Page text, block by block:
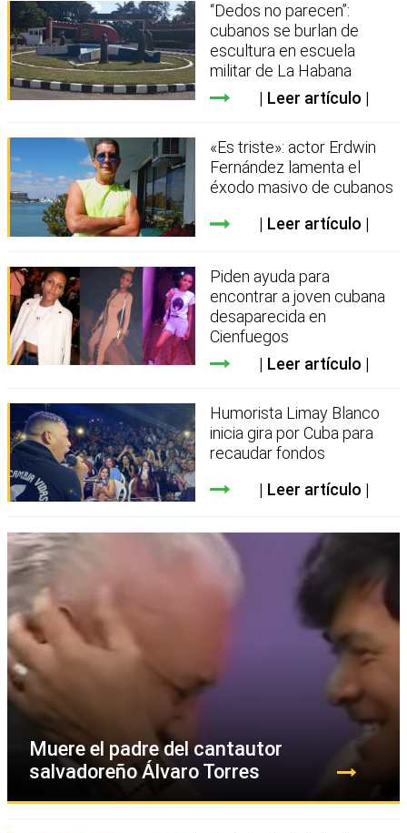
“Dedos no parecen”:
cubanos se burlan de
escultura en escuela
militar de La Habana
Leer artículo
«Es triste»: actor Erdwin
Fernández lamenta el
éxodo masivo de cubanos
Leer artículo
Piden ayuda para
encontrar a joven cubana
desaparecida en
Cienfuegos
Leer artículo
Humorista Limay Blanco
inicia gira por Cuba para
recaudar fondos
Leer artículo
Muere el padre del cantautor
salvadoreño Álvaro Torres